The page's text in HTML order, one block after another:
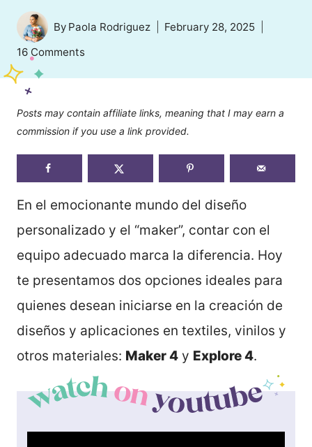
By Paola Rodriguez
February 28, 2025
16 Comments
Posts may contain affiliate links, meaning that I may earn a
commission if you use a link provided.
En el emocionante mundo del diseño
personalizado y el “maker”, contar con el
equipo adecuado marca la diferencia. Hoy
te presentamos dos opciones ideales para
quienes desean iniciarse en la creación de
diseños y aplicaciones en textiles, vinilos y
otros materiales: Maker 4 y Explore 4.